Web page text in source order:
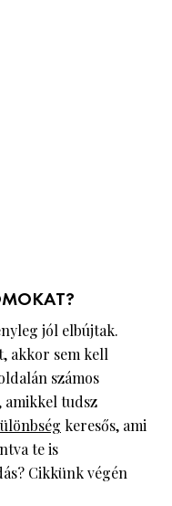
jól elbújtak.
akkor sem kell
számos
tudsz
keresős, ami
te is
Cikkünk végén